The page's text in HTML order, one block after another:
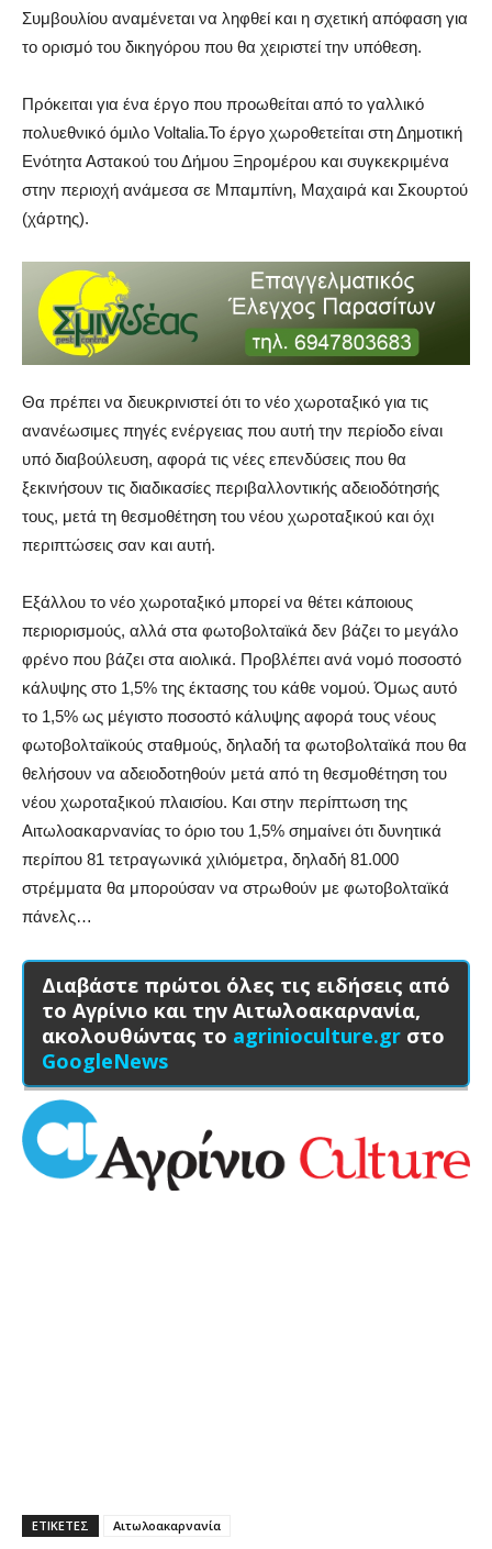
Συμβουλίου αναμένεται να ληφθεί και η σχετική απόφαση για
το ορισμό του δικηγόρου που θα χειριστεί την υπόθεση.
Πρόκειται για ένα έργο που προωθείται από το γαλλικό
πολυεθνικό όμιλο Voltalia.Το έργο χωροθετείται στη Δημοτική
Ενότητα Αστακού του Δήμου Ξηρομέρου και συγκεκριμένα
στην περιοχή ανάμεσα σε Μπαμπίνη, Μαχαιρά και Σκουρτού
(χάρτης).
Θα πρέπει να διευκρινιστεί ότι το νέο χωροταξικό για τις
ανανέωσιμες πηγές ενέργειας που αυτή την περίοδο είναι
υπό διαβούλευση, αφορά τις νέες επενδύσεις που θα
ξεκινήσουν τις διαδικασίες περιβαλλοντικής αδειοδότησής
τους, μετά τη θεσμοθέτηση του νέου χωροταξικού και όχι
περιπτώσεις σαν και αυτή.
Εξάλλου το νέο χωροταξικό μπορεί να θέτει κάποιους
περιορισμούς, αλλά στα φωτοβολταϊκά δεν βάζει το μεγάλο
φρένο που βάζει στα αιολικά. Προβλέπει ανά νομό ποσοστό
κάλυψης στο 1,5% της έκτασης του κάθε νομού. Όμως αυτό
το 1,5% ως μέγιστο ποσοστό κάλυψης αφορά τους νέους
φωτοβολταϊκούς σταθμούς, δηλαδή τα φωτοβολταϊκά που θα
θελήσουν να αδειοδοτηθούν μετά από τη θεσμοθέτηση του
νέου χωροταξικού πλαισίου. Και στην περίπτωση της
Αιτωλοακαρνανίας το όριο του 1,5% σημαίνει ότι δυνητικά
περίπου 81 τετραγωνικά χιλιόμετρα, δηλαδή 81.000
στρέμματα θα μπορούσαν να στρωθούν με φωτοβολταϊκά
πάνελς…
Διαβάστε πρώτοι όλες τις ειδήσεις από
το Αγρίνιο και την Αιτωλοακαρνανία,
ακολουθώντας το agrinioculture.gr στο
GoogleNews
ΕΤΙΚΕΤΕΣ Αιτωλοακαρνανία